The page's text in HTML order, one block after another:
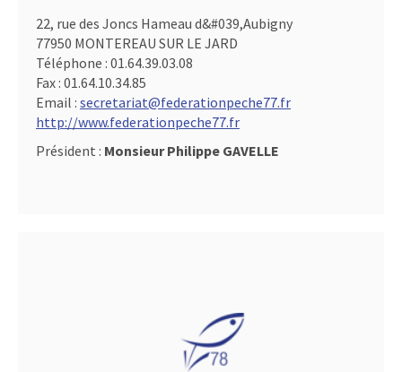
22, rue des Joncs Hameau d&#039,Aubigny
77950 MONTEREAU SUR LE JARD
Téléphone : 01.64.39.03.08
Fax : 01.64.10.34.85
Email : secretariat@federationpeche77.fr
http://www.federationpeche77.fr
Président : Monsieur Philippe GAVELLE